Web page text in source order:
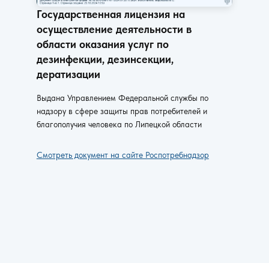
Государственная лицензия на
осуществление деятельности в
области оказания услуг по
дезинфекции, дезинсекции,
дератизации
Выдана Управлением Федеральной службы по
надзору в сфере защиты прав потребителей и
благополучия человека по Липецкой области
Смотреть документ на сайте Роспотребнадзор